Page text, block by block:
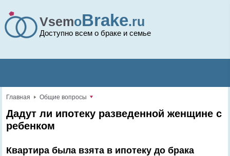
VsemoBrake.ru
Доступно всем о браке и семье
Главная Общие вопросы
Дадут ли ипотеку разведенной женщине с
ребенком
Квартира была взята в ипотеку до брака